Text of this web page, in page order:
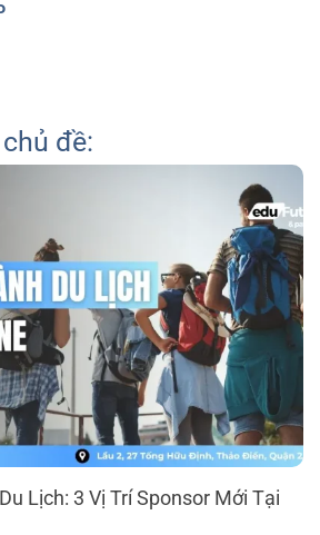
đề:
Lịch: 3 Vị Trí Sponsor Mới Tại